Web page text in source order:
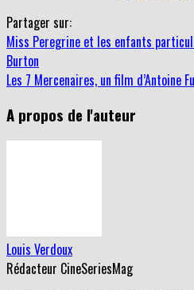
Partager sur:
Miss Peregrine et les enfants
Burton
Les 7 Mercenaires, un film d’Antoine
A propos de l'auteur
Louis Verdoux
Rédacteur CineSeriesMag